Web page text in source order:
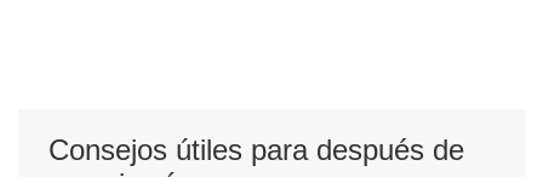
Consejos útiles para después de